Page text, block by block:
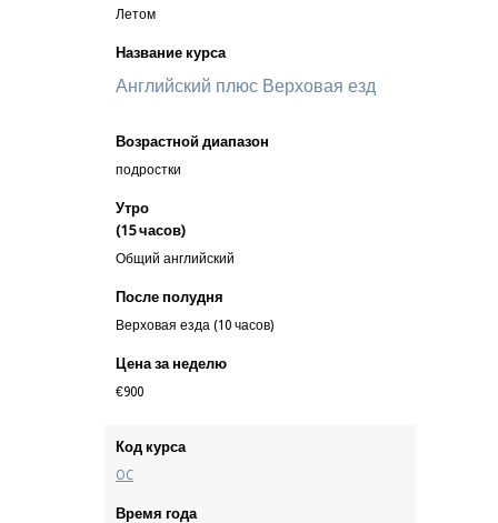
Летом
Название курса
Английский плюс Верховая езд
Возрастной диапазон
подростки
Утро
(15 часов)
Общий английский
После полудня
Верховая езда (10 часов)
Цена за неделю
€900
Код курса
OC
Время года